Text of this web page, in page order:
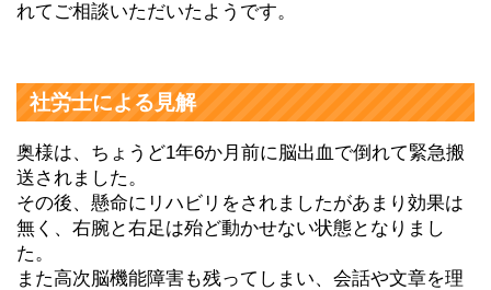
れてご相談いただいたようです。
社労士による見解
奥様は、ちょうど1年6か月前に脳出血で倒れて緊急搬
送されました。
その後、懸命にリハビリをされましたがあまり効果は
無く、右腕と右足は殆ど動かせない状態となりまし
た。
また高次脳機能障害も残ってしまい、会話や文章を理